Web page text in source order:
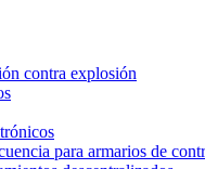
contra explosión
para armarios de